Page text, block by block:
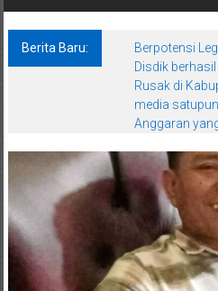
Berita Baru:
Berpotensi
Disdik
Rusak di
media
Anggaran